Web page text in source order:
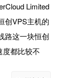
Limited
创VPS主机的
路这一块恒创
度都比较不